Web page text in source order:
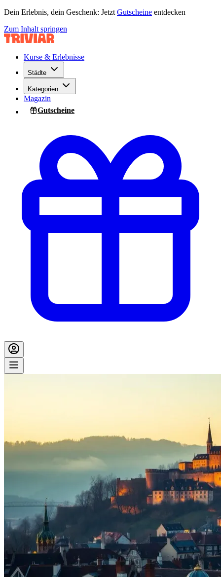
Dein Erlebnis, dein Geschenk: Jetzt Gutscheine entdecken
Zum Inhalt springen
Kurse & Erlebnisse
Städte
Kategorien
Magazin
Gutscheine